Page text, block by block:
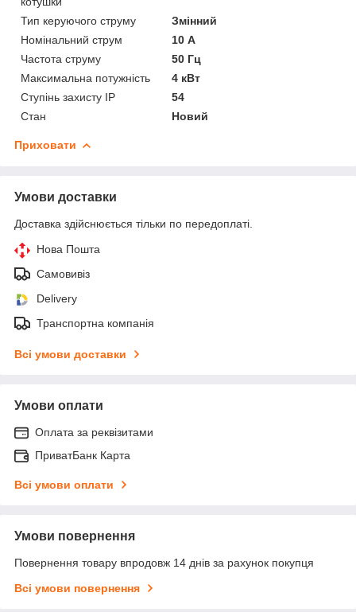
Тип керуючого струму
Змінний
Номінальний струм
10 А
Частота струму
50 Гц
Максимальна потужність
4 кВт
Ступінь захисту IP
54
Стан
Новий
Приховати
Умови доставки
Доставка здійснюється тільки по передоплаті.
Нова Пошта
Самовивіз
Delivery
Транспортна компанія
Всі умови доставки
Умови оплати
Оплата за реквізитами
ПриватБанк Карта
Всі умови оплати
Умови повернення
Повернення товару впродовж 14 днів за рахунок покупця
Всі умови повернення